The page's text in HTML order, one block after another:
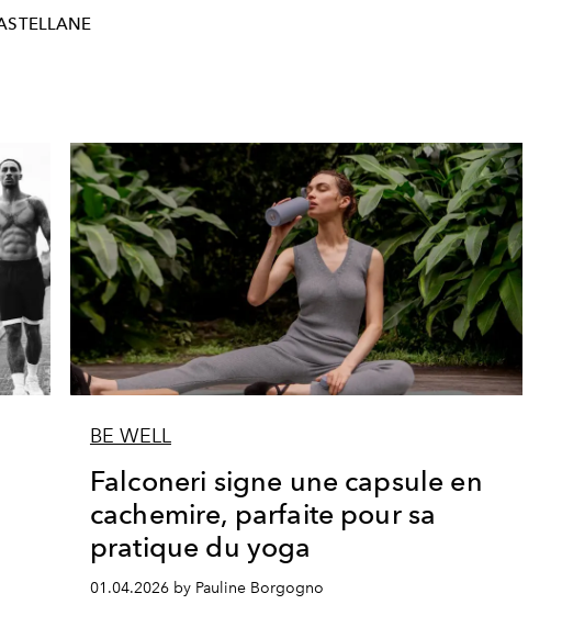
BE WELL
Falconeri signe une capsule en
cachemire, parfaite pour sa
pratique du yoga
01.04.2026 by Pauline Borgogno